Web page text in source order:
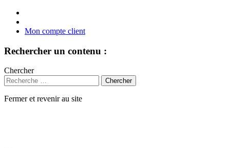
Mon compte client
Rechercher un contenu :
Chercher
Fermer et revenir au site